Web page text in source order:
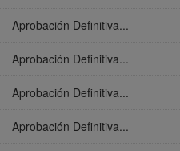
Aprobación Definitiva...
Aprobación Definitiva...
Aprobación Definitiva...
Aprobación Definitiva...